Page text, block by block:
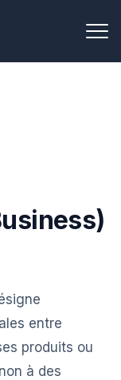
entre
produits ou
à des